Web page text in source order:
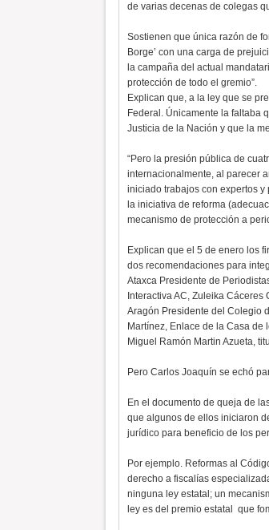
de varias decenas de colegas
Sostienen que única razón de
Borge’ con una carga de
la campaña del actual
protección de todo el gremio”.
Explican que, a la ley que se
Federal. Únicamente la faltaba
Justicia de la Nación y que la
“Pero la presión pública de
internacionalmente, al parecer
iniciado trabajos con expertos
la iniciativa de reforma
mecanismo de protección a
Explican que el 5 de enero los
dos recomendaciones para
Ataxca Presidente de
Interactiva AC, Zuleika
Aragón Presidente del Colegio
Martínez, Enlace de la Casa
Miguel Ramón Martin Azueta,
Pero Carlos Joaquín se echó
En el documento de queja de
que algunos de ellos iniciaron
jurídico para beneficio de los
Por ejemplo. Reformas al
derecho a fiscalías
ninguna ley estatal; un
ley es del premio estatal que